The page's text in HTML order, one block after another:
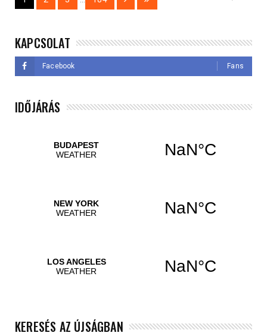
KAPCSOLAT
Facebook Fans
IDŐJÁRÁS
KERESÉS AZ ÚJSÁGBAN